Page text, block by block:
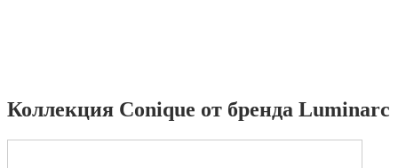
Коллекция Conique от бренда Luminarc